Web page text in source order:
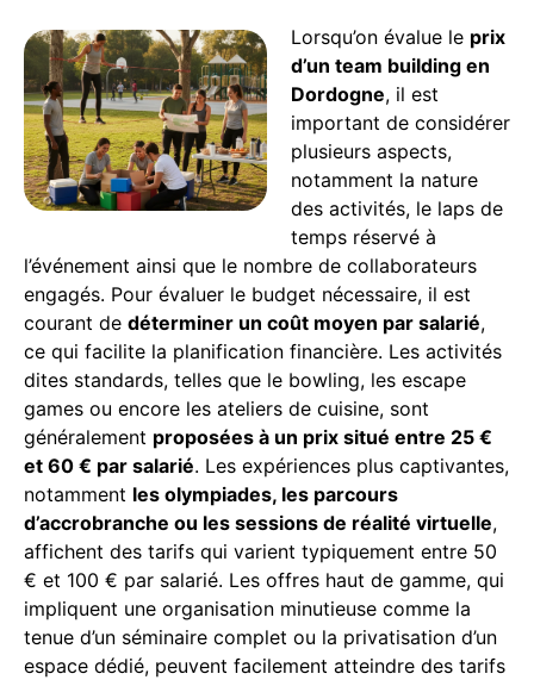
Lorsqu’on évalue le prix
d’un team building en
Dordogne, il est
important de considérer
plusieurs aspects,
notamment la nature
des activités, le laps de
temps réservé à
l’événement ainsi que le nombre de collaborateurs
engagés. Pour évaluer le budget nécessaire, il est
courant de déterminer un coût moyen par salarié,
ce qui facilite la planification financière. Les activités
dites standards, telles que le bowling, les escape
games ou encore les ateliers de cuisine, sont
généralement proposées à un prix situé entre 25 €
et 60 € par salarié. Les expériences plus captivantes,
notamment les olympiades, les parcours
d’accrobranche ou les sessions de réalité virtuelle,
affichent des tarifs qui varient typiquement entre 50
€ et 100 € par salarié. Les offres haut de gamme, qui
impliquent une organisation minutieuse comme la
tenue d’un séminaire complet ou la privatisation d’un
espace dédié, peuvent facilement atteindre des tarifs